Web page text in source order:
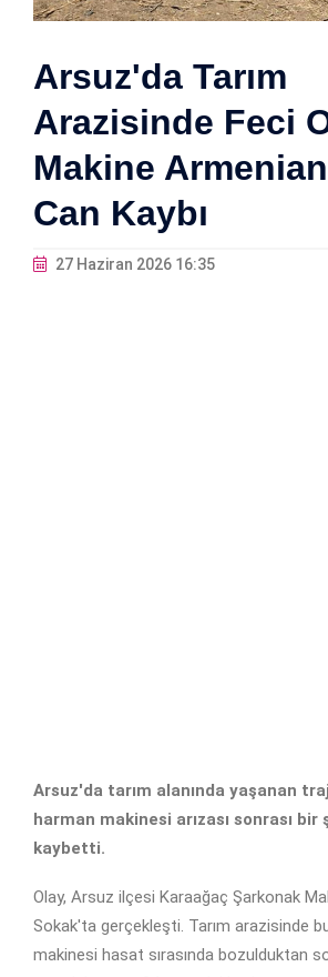
Arsuz'da Tarım
Arazisinde Feci
Makine
Can Kaybı
27 Haziran 2026 16:35
Arsuz'da tarım alanında yaşanan
harman makinesi arızası sonrası bir
kaybetti.
Olay, Arsuz ilçesi Karaağaç Şarkonak
Sokak'ta gerçekleşti. Tarım arazisinde
makinesi hasat sırasında bozulduktan